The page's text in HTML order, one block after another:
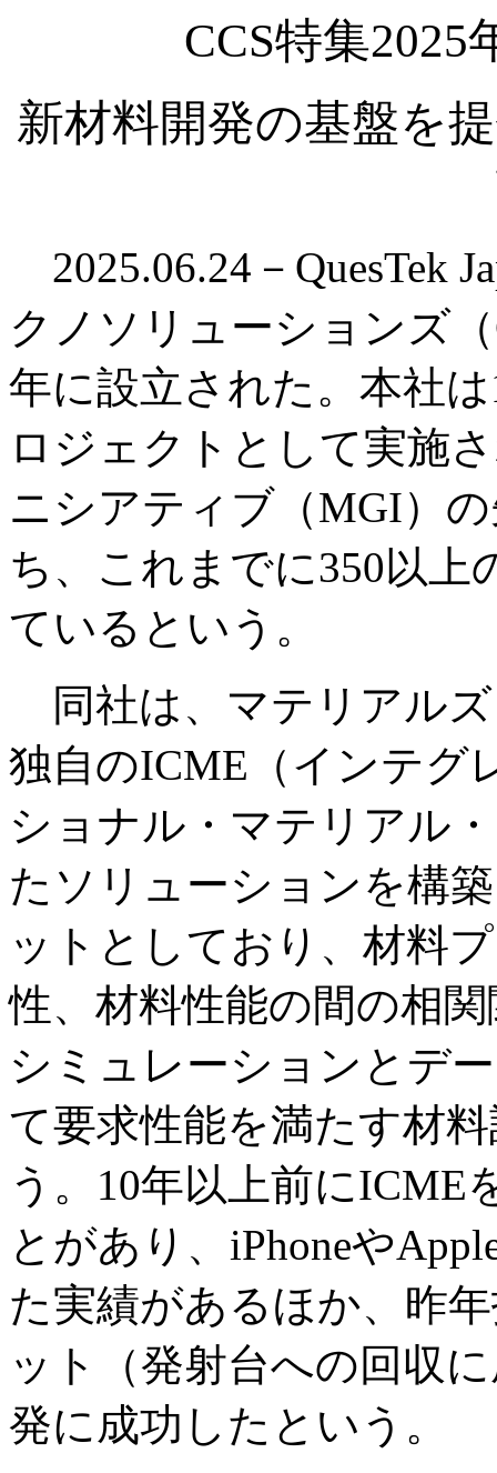
CCS特集2025
新材料開発の基盤を
2025.06.24－QuesTek
クノソリューションズ
年に設立された。本社
ロジェクトとして実施
ニシアティブ（MGI）
ち、これまでに350以
ているという。
同社は、マテリアル
独自のICME（インテグ
ショナル・マテリアル
たソリューションを構
ットとしており、材料
性、材料性能の間の相
シミュレーションとデ
て要求性能を満たす材
う。10年以上前にICME
とがあり、iPhoneや
た実績があるほか、昨
ット（発射台への回収
発に成功したという。